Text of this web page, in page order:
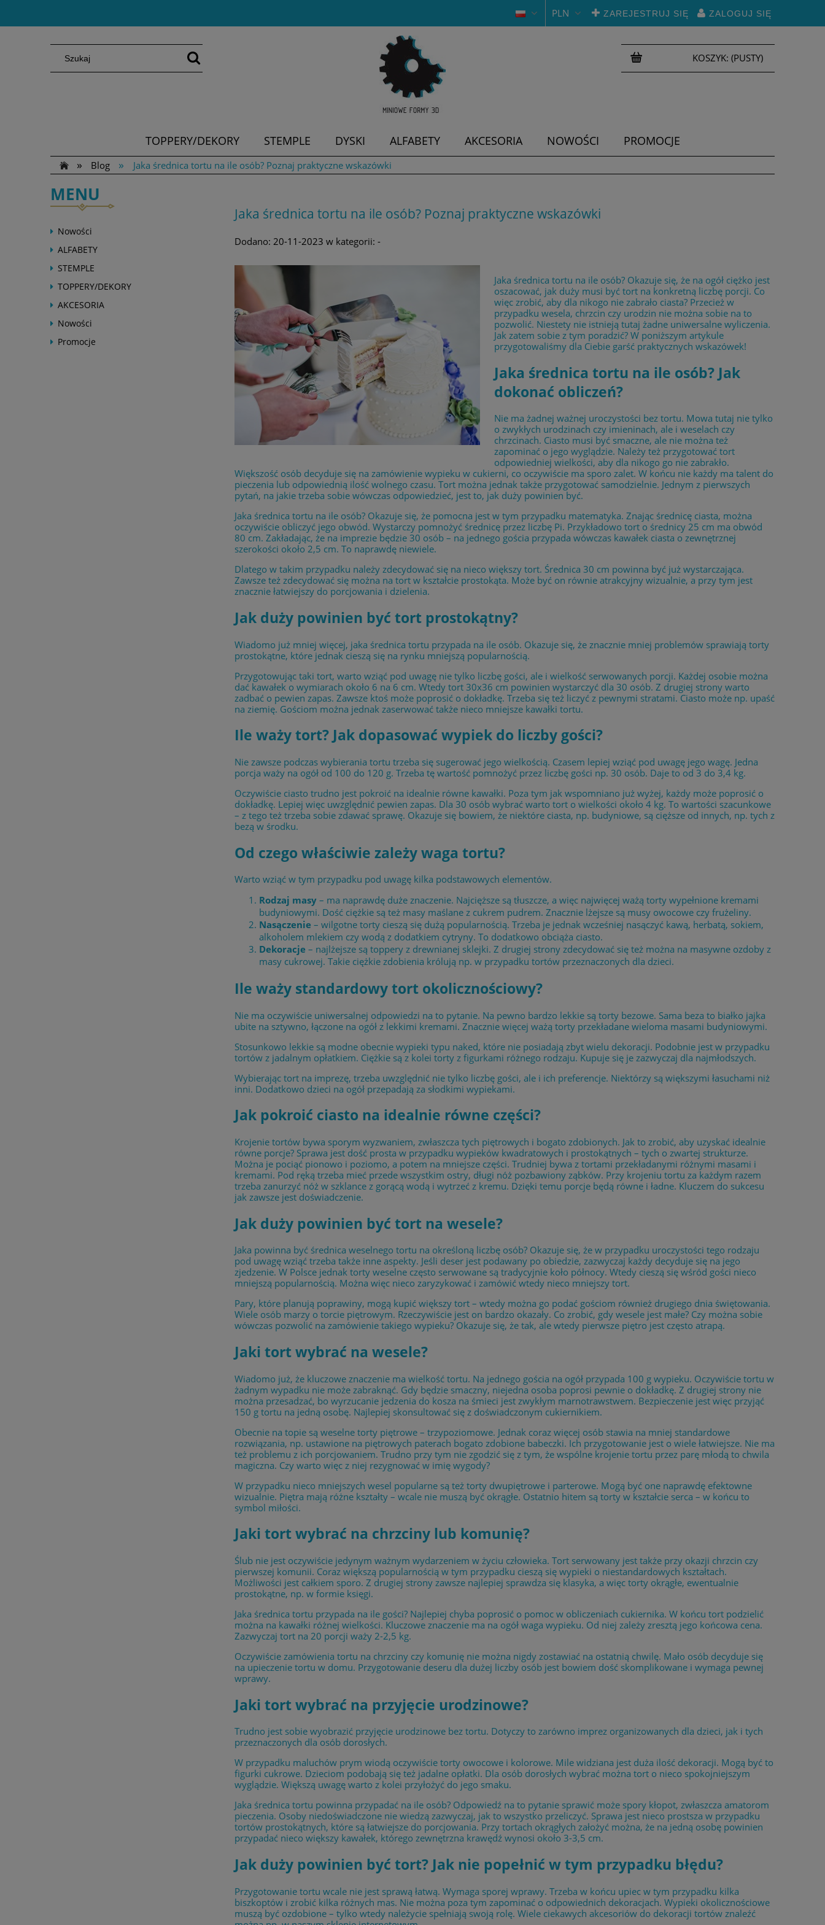
ZAREJESTRUJ SIĘ ZALOGUJ SIĘ
PLN
KOSZYK: (PUSTY)
TOPPERY/DEKORY STEMPLE DYSKI ALFABETY AKCESORIA NOWOŚCI
PROMOCJE
»
Blog » Jaka średnica tortu na ile osób? Poznaj praktyczne wskazówki
MENU
Nowości
ALFABETY
STEMPLE
TOPPERY/DEKORY
AKCESORIA
Nowości
Promocje
Jaka średnica tortu na ile osób? Poznaj praktyczne wskazówki
Dodano: 20-11-2023 w kategorii: -
Jaka średnica tortu na ile osób? Okazuje się, że na ogół ciężko jest
oszacować, jak duży musi być tort na konkretną liczbę porcji. Co
więc zrobić, aby dla nikogo nie zabrało ciasta? Przecież w
przypadku wesela, chrzcin czy urodzin nie można sobie na to
pozwolić. Niestety nie istnieją tutaj żadne uniwersalne wyliczenia.
Jak zatem sobie z tym poradzić? W poniższym artykule
przygotowaliśmy dla Ciebie garść praktycznych wskazówek!
Jaka średnica tortu na ile osób? Jak
dokonać obliczeń?
Nie ma żadnej ważnej uroczystości bez tortu. Mowa tutaj nie tylko
o zwykłych urodzinach czy imieninach, ale i weselach czy
chrzcinach. Ciasto musi być smaczne, ale nie można też
zapominać o jego wyglądzie. Należy też przygotować tort
odpowiedniej wielkości, aby dla nikogo go nie zabrakło.
Większość osób decyduje się na zamówienie wypieku w cukierni, co oczywiście ma sporo zalet. W końcu nie każdy ma talent do
pieczenia lub odpowiednią ilość wolnego czasu. Tort można jednak także przygotować samodzielnie. Jednym z pierwszych
pytań, na jakie trzeba sobie wówczas odpowiedzieć, jest to, jak duży powinien być.
Jaka średnica tortu na ile osób? Okazuje się, że pomocna jest w tym przypadku matematyka. Znając średnicę ciasta, można
oczywiście obliczyć jego obwód. Wystarczy pomnożyć średnicę przez liczbę Pi. Przykładowo tort o średnicy 25 cm ma obwód
80 cm. Zakładając, że na imprezie będzie 30 osób – na jednego gościa przypada wówczas kawałek ciasta o zewnętrznej
szerokości około 2,5 cm. To naprawdę niewiele.
Dlatego w takim przypadku należy zdecydować się na nieco większy tort. Średnica 30 cm powinna być już wystarczająca.
Zawsze też zdecydować się można na tort w kształcie prostokąta. Może być on równie atrakcyjny wizualnie, a przy tym jest
znacznie łatwiejszy do porcjowania i dzielenia.
Jak duży powinien być tort prostokątny?
Wiadomo już mniej więcej, jaka średnica tortu przypada na ile osób. Okazuje się, że znacznie mniej problemów sprawiają torty
prostokątne, które jednak cieszą się na rynku mniejszą popularnością.
Przygotowując taki tort, warto wziąć pod uwagę nie tylko liczbę gości, ale i wielkość serwowanych porcji. Każdej osobie można
dać kawałek o wymiarach około 6 na 6 cm. Wtedy tort 30x36 cm powinien wystarczyć dla 30 osób. Z drugiej strony warto
zadbać o pewien zapas. Zawsze ktoś może poprosić o dokładkę. Trzeba się też liczyć z pewnymi stratami. Ciasto może np. upaść
na ziemię. Gościom można jednak zaserwować także nieco mniejsze kawałki tortu.
Ile waży tort? Jak dopasować wypiek do liczby gości?
Nie zawsze podczas wybierania tortu trzeba się sugerować jego wielkością. Czasem lepiej wziąć pod uwagę jego wagę. Jedna
porcja waży na ogół od 100 do 120 g. Trzeba tę wartość pomnożyć przez liczbę gości np. 30 osób. Daje to od 3 do 3,4 kg.
Oczywiście ciasto trudno jest pokroić na idealnie równe kawałki. Poza tym jak wspomniano już wyżej, każdy może poprosić o
dokładkę. Lepiej więc uwzględnić pewien zapas. Dla 30 osób wybrać warto tort o wielkości około 4 kg. To wartości szacunkowe
– z tego też trzeba sobie zdawać sprawę. Okazuje się bowiem, że niektóre ciasta, np. budyniowe, są cięższe od innych, np. tych z
bezą w środku.
Od czego właściwie zależy waga tortu?
Warto wziąć w tym przypadku pod uwagę kilka podstawowych elementów.
Rodzaj masy – ma naprawdę duże znaczenie. Najcięższe są tłuszcze, a więc najwięcej ważą torty wypełnione kremami
budyniowymi. Dość ciężkie są też masy maślane z cukrem pudrem. Znacznie lżejsze są musy owocowe czy frużeliny.
Nasączenie – wilgotne torty cieszą się dużą popularnością. Trzeba je jednak wcześniej nasączyć kawą, herbatą, sokiem,
alkoholem mlekiem czy wodą z dodatkiem cytryny. To dodatkowo obciąża ciasto.
Dekoracje – najlżejsze są toppery z drewnianej sklejki. Z drugiej strony zdecydować się też można na masywne ozdoby z
masy cukrowej. Takie ciężkie zdobienia królują np. w przypadku tortów przeznaczonych dla dzieci.
Ile waży standardowy tort okolicznościowy?
Nie ma oczywiście uniwersalnej odpowiedzi na to pytanie. Na pewno bardzo lekkie są torty bezowe. Sama beza to białko jajka
ubite na sztywno, łączone na ogół z lekkimi kremami. Znacznie więcej ważą torty przekładane wieloma masami budyniowymi.
Stosunkowo lekkie są modne obecnie wypieki typu naked, które nie posiadają zbyt wielu dekoracji. Podobnie jest w przypadku
tortów z jadalnym opłatkiem. Ciężkie są z kolei torty z figurkami różnego rodzaju. Kupuje się je zazwyczaj dla najmłodszych.
Wybierając tort na imprezę, trzeba uwzględnić nie tylko liczbę gości, ale i ich preferencje. Niektórzy są większymi łasuchami niż
inni. Dodatkowo dzieci na ogół przepadają za słodkimi wypiekami.
Jak pokroić ciasto na idealnie równe części?
Krojenie tortów bywa sporym wyzwaniem, zwłaszcza tych piętrowych i bogato zdobionych. Jak to zrobić, aby uzyskać idealnie
równe porcje? Sprawa jest dość prosta w przypadku wypieków kwadratowych i prostokątnych – tych o zwartej strukturze.
Można je pociąć pionowo i poziomo, a potem na mniejsze części. Trudniej bywa z tortami przekładanymi różnymi masami i
kremami. Pod ręką trzeba mieć przede wszystkim ostry, długi nóż pozbawiony ząbków. Przy krojeniu tortu za każdym razem
trzeba zanurzyć nóż w szklance z gorącą wodą i wytrzeć z kremu. Dzięki temu porcje będą równe i ładne. Kluczem do sukcesu
jak zawsze jest doświadczenie.
Jak duży powinien być tort na wesele?
Jaka powinna być średnica weselnego tortu na określoną liczbę osób? Okazuje się, że w przypadku uroczystości tego rodzaju
pod uwagę wziąć trzeba także inne aspekty. Jeśli deser jest podawany po obiedzie, zazwyczaj każdy decyduje się na jego
zjedzenie. W Polsce jednak torty weselne często serwowane są tradycyjnie koło północy. Wtedy cieszą się wśród gości nieco
mniejszą popularnością. Można więc nieco zaryzykować i zamówić wtedy nieco mniejszy tort.
Pary, które planują poprawiny, mogą kupić większy tort – wtedy można go podać gościom również drugiego dnia świętowania.
Wiele osób marzy o torcie piętrowym. Rzeczywiście jest on bardzo okazały. Co zrobić, gdy wesele jest małe? Czy można sobie
wówczas pozwolić na zamówienie takiego wypieku? Okazuje się, że tak, ale wtedy pierwsze piętro jest często atrapą.
Jaki tort wybrać na wesele?
Wiadomo już, że kluczowe znaczenie ma wielkość tortu. Na jednego gościa na ogół przypada 100 g wypieku. Oczywiście tortu w
żadnym wypadku nie może zabraknąć. Gdy będzie smaczny, niejedna osoba poprosi pewnie o dokładkę. Z drugiej strony nie
można przesadzać, bo wyrzucanie jedzenia do kosza na śmieci jest zwykłym marnotrawstwem. Bezpieczenie jest więc przyjąć
150 g tortu na jedną osobę. Najlepiej skonsultować się z doświadczonym cukiernikiem.
Obecnie na topie są weselne torty piętrowe – trzypoziomowe. Jednak coraz więcej osób stawia na mniej standardowe
rozwiązania, np. ustawione na piętrowych paterach bogato zdobione babeczki. Ich przygotowanie jest o wiele łatwiejsze. Nie ma
też problemu z ich porcjowaniem. Trudno przy tym nie zgodzić się z tym, że wspólne krojenie tortu przez parę młodą to chwila
magiczna. Czy warto więc z niej rezygnować w imię wygody?
W przypadku nieco mniejszych wesel popularne są też torty dwupiętrowe i parterowe. Mogą być one naprawdę efektowne
wizualnie. Piętra mają różne kształty – wcale nie muszą być okrągłe. Ostatnio hitem są torty w kształcie serca – w końcu to
symbol miłości.
Jaki tort wybrać na chrzciny lub komunię?
Ślub nie jest oczywiście jedynym ważnym wydarzeniem w życiu człowieka. Tort serwowany jest także przy okazji chrzcin czy
pierwszej komunii. Coraz większą popularnością w tym przypadku cieszą się wypieki o niestandardowych kształtach.
Możliwości jest całkiem sporo. Z drugiej strony zawsze najlepiej sprawdza się klasyka, a więc torty okrągłe, ewentualnie
prostokątne, np. w formie księgi.
Jaka średnica tortu przypada na ile gości? Najlepiej chyba poprosić o pomoc w obliczeniach cukiernika. W końcu tort podzielić
można na kawałki różnej wielkości. Kluczowe znaczenie ma na ogół waga wypieku. Od niej zależy zresztą jego końcowa cena.
Zazwyczaj tort na 20 porcji waży 2-2,5 kg.
Oczywiście zamówienia tortu na chrzciny czy komunię nie można nigdy zostawiać na ostatnią chwilę. Mało osób decyduje się
na upieczenie tortu w domu. Przygotowanie deseru dla dużej liczby osób jest bowiem dość skomplikowane i wymaga pewnej
wprawy.
Jaki tort wybrać na przyjęcie urodzinowe?
Trudno jest sobie wyobrazić przyjęcie urodzinowe bez tortu. Dotyczy to zarówno imprez organizowanych dla dzieci, jak i tych
przeznaczonych dla osób dorosłych.
W przypadku maluchów prym wiodą oczywiście torty owocowe i kolorowe. Mile widziana jest duża ilość dekoracji. Mogą być to
figurki cukrowe. Dzieciom podobają się też jadalne opłatki. Dla osób dorosłych wybrać można tort o nieco spokojniejszym
wyglądzie. Większą uwagę warto z kolei przyłożyć do jego smaku.
Jaka średnica tortu powinna przypadać na ile osób? Odpowiedź na to pytanie sprawić może spory kłopot, zwłaszcza amatorom
pieczenia. Osoby niedoświadczone nie wiedzą zazwyczaj, jak to wszystko przeliczyć. Sprawa jest nieco prostsza w przypadku
tortów prostokątnych, które są łatwiejsze do porcjowania. Przy tortach okrągłych założyć można, że na jedną osobę powinien
przypadać nieco większy kawałek, którego zewnętrzna krawędź wynosi około 3-3,5 cm.
Jak duży powinien być tort? Jak nie popełnić w tym przypadku błędu?
Przygotowanie tortu wcale nie jest sprawą łatwą. Wymaga sporej wprawy. Trzeba w końcu upiec w tym przypadku kilka
biszkoptów i zrobić kilka różnych mas. Nie można poza tym zapominać o odpowiednich dekoracjach. Wypieki okolicznościowe
muszą być ozdobione – tylko wtedy należycie spełniają swoją rolę. Wiele ciekawych akcesoriów do dekoracji tortów znaleźć